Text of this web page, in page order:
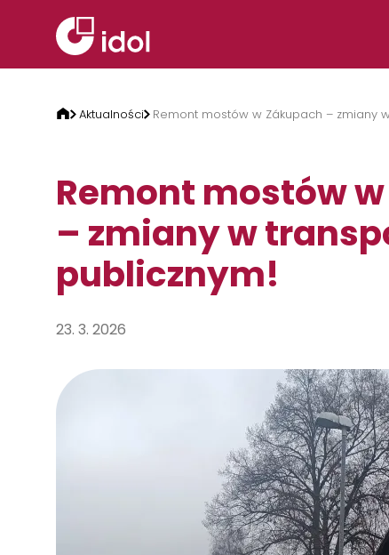
Aktualności Remont mostów w Zákupach – zmiany
Remont mostów
– zmiany w
publicznym!
23. 3. 2026